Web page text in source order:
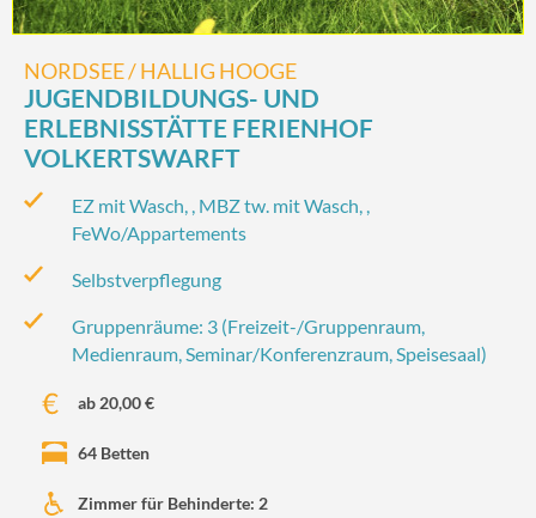
NORDSEE / HALLIG HOOGE
JUGENDBILDUNGS- UND
ERLEBNISSTÄTTE FERIENHOF
VOLKERTSWARFT
EZ mit Wasch, , MBZ tw. mit Wasch, ,
FeWo/Appartements
Selbstverpflegung
Gruppenräume: 3 (Freizeit-/‌Gruppenraum,
Medienraum, Seminar/‌Konferenzraum, Speisesaal)
ab 20,00 €
64 Betten
Zimmer für Behinderte: 2